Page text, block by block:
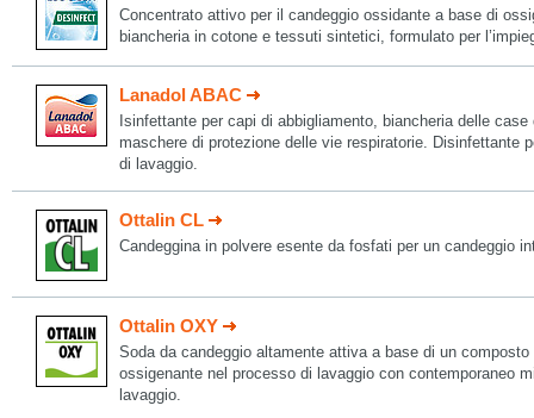
Concentrato attivo per il candeggio ossidante a base di
biancheria in cotone e tessuti sintetici, formulato per
Lanadol ABAC
Isinfettante per capi di abbigliamento, biancheria delle
maschere di protezione delle vie respiratorie. Disinfettante
di lavaggio.
Ottalin CL
Candeggina in polvere esente da fosfati per un candeggio
Ottalin OXY
Soda da candeggio altamente attiva a base di un
ossigenante nel processo di lavaggio con contemporaneo
lavaggio.